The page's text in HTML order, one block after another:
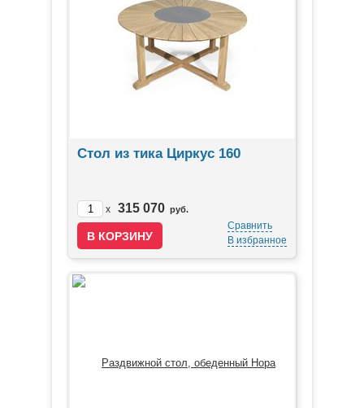
Стол из тика Циркус 160
x 315 070 руб.
Сравнить
В избранное